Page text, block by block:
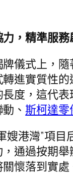
，精準服務
牌儀式上，隨
進實質性
度，這代
動、斯柯達零
嫂港灣”項
，通過按期
懷落到實處